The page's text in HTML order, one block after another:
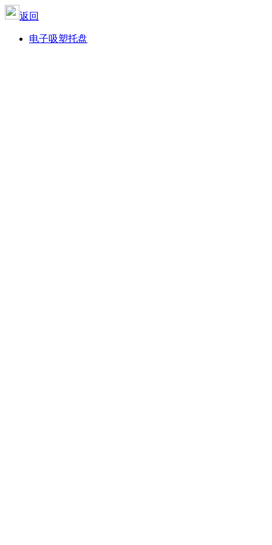
返回
电子吸塑托盘